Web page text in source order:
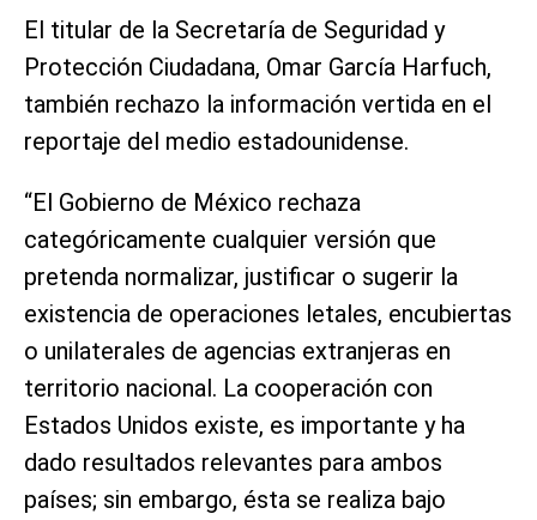
El titular de la Secretaría de Seguridad y
Protección Ciudadana, Omar García Harfuch,
también rechazo la información vertida en el
reportaje del medio estadounidense.
“El Gobierno de México rechaza
categóricamente cualquier versión que
pretenda normalizar, justificar o sugerir la
existencia de operaciones letales, encubiertas
o unilaterales de agencias extranjeras en
territorio nacional. La cooperación con
Estados Unidos existe, es importante y ha
dado resultados relevantes para ambos
países; sin embargo, ésta se realiza bajo